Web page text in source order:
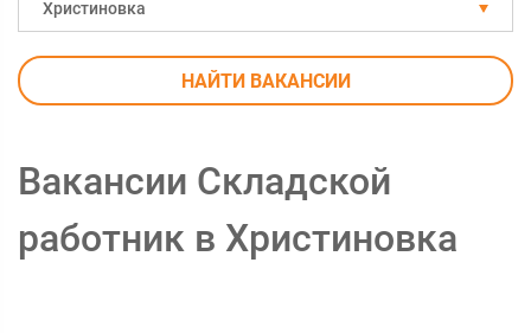
Христиновка
НАЙТИ ВАКАНСИИ
Вакансии Складской
работник в Христиновка